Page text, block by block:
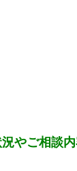
やご相談